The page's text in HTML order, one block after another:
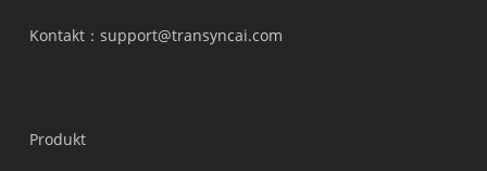
Kontakt：support@transyncai.com
Produkt